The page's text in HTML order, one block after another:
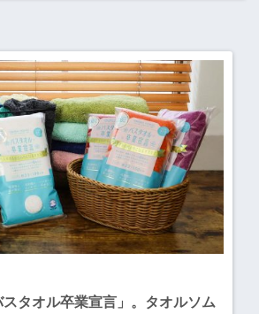
タオル卒業宣言」。タオルソム